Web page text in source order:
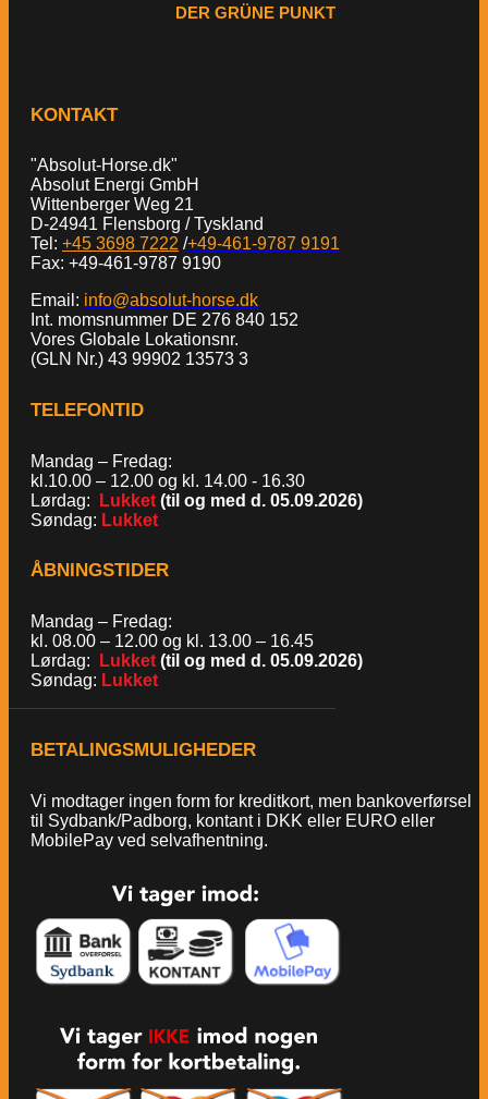
DER GRÜNE PUNKT
KONTAKT
"Absolut-Horse.dk"
Absolut Energi GmbH
Wittenberger Weg 21
D-24941 Flensborg / Tyskland
Tel: +45 3698 7222 /+49-461-9787 9191
Fax: +49-461-9787 9190
Email: info@absolut-horse.dk
Int. momsnummer DE 276 840 152
Vores Globale Lokationsnr.
(GLN Nr.) 43 99902 13573 3
TELEFONTID
Mandag – Fredag:
kl.10.00 – 12.00 og kl. 14.00 - 16.30
Lørdag:
Lukket (til og med d. 05.09.2026)
Søndag: Lukket
ÅBNINGSTIDER
Mandag – Fredag:
kl. 08.00 – 12.00 og kl. 13.00 – 16.45
Lørdag:
Lukket (til og med d. 05.09.2026)
Søndag: Lukket
BETALINGSMULIGHEDER
Vi modtager ingen form for kreditkort, men bankoverførsel
til Sydbank/Padborg, kontant i DKK eller EURO eller
MobilePay ved selvafhentning.